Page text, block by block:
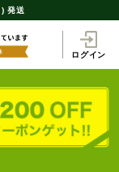
発送
ログイン